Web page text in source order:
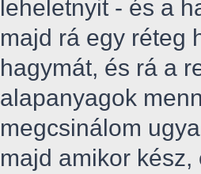
leheletnyit - és a
majd rá egy réteg
hagymát, és rá a
alapanyagok
megcsinálom
majd amikor